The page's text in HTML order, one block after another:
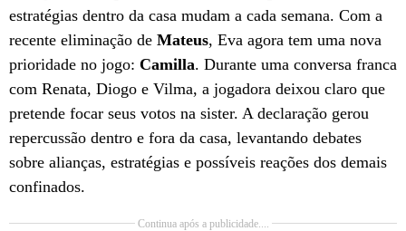
estratégias dentro da casa mudam a cada semana. Com a
recente eliminação de Mateus, Eva agora tem uma nova
prioridade no jogo: Camilla. Durante uma conversa franca
com Renata, Diogo e Vilma, a jogadora deixou claro que
pretende focar seus votos na sister. A declaração gerou
repercussão dentro e fora da casa, levantando debates
sobre alianças, estratégias e possíveis reações dos demais
confinados.
Continua após a publicidade....